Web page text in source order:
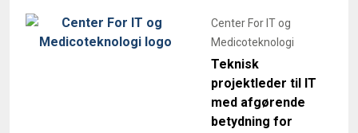
Center For IT og
Medicoteknologi
Teknisk
projektleder til IT
med afgørende
betydning for